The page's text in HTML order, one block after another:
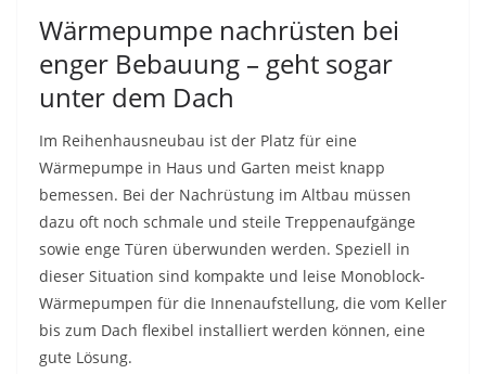
Wärmepumpe nachrüsten bei
enger Bebauung – geht sogar
unter dem Dach
Im Reihenhausneubau ist der Platz für eine
Wärmepumpe in Haus und Garten meist knapp
bemessen. Bei der Nachrüstung im Altbau müssen
dazu oft noch schmale und steile Treppenaufgänge
sowie enge Türen überwunden werden. Speziell in
dieser Situation sind kompakte und leise Monoblock-
Wärmepumpen für die Innenaufstellung, die vom Keller
bis zum Dach flexibel installiert werden können, eine
gute Lösung.